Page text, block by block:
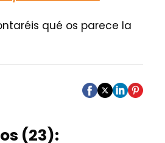
qué os parece la
(23):